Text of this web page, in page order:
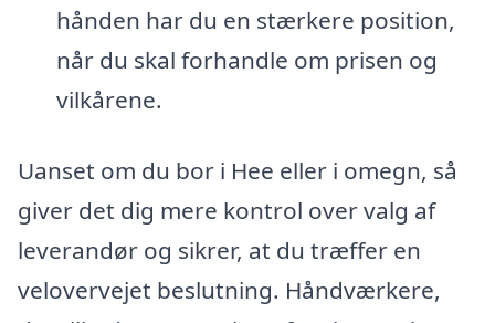
hånden har du en stærkere position,
når du skal forhandle om prisen og
vilkårene.
Uanset om du bor i Hee eller i omegn, så
giver det dig mere kontrol over valg af
leverandør og sikrer, at du træffer en
velovervejet beslutning. Håndværkere,